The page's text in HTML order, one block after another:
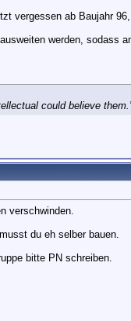
vergessen ab Baujahr
werden, sodass
could believe
verschwinden.
du eh selber bauen.
bitte PN schreiben.